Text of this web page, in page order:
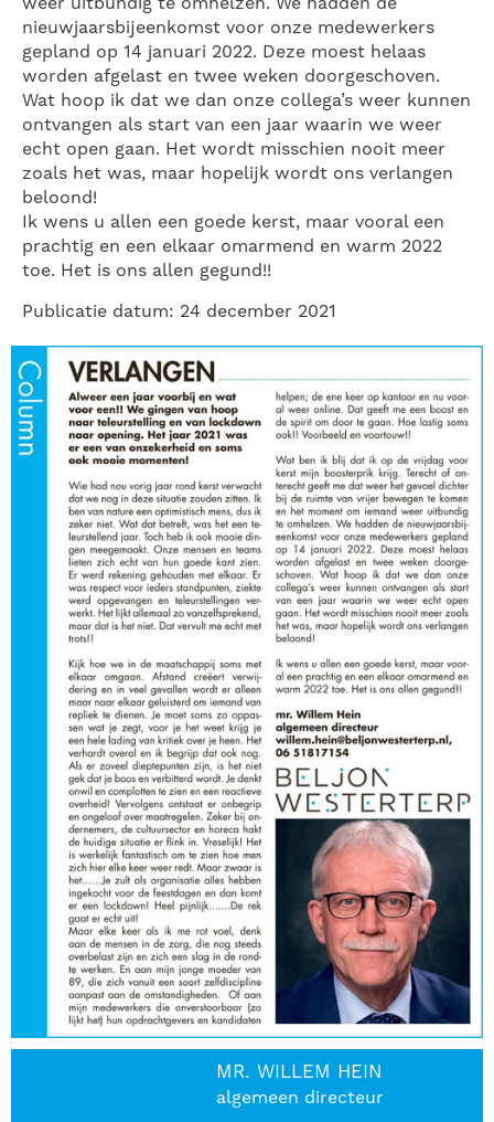
nieuwjaarsbijeenkomst voor onze medewerkers
gepland op 14 januari 2022. Deze moest helaas
worden afgelast en twee weken doorgeschoven.
Wat hoop ik dat we dan onze collega’s weer kunnen
ontvangen als start van een jaar waarin we weer
echt open gaan. Het wordt misschien nooit meer
zoals het was, maar hopelijk wordt ons verlangen
beloond!
Ik wens u allen een goede kerst, maar vooral een
prachtig en een elkaar omarmend en warm 2022
toe. Het is ons allen gegund!!
Publicatie datum: 24 december 2021
MR. WILLEM HEIN
algemeen directeur